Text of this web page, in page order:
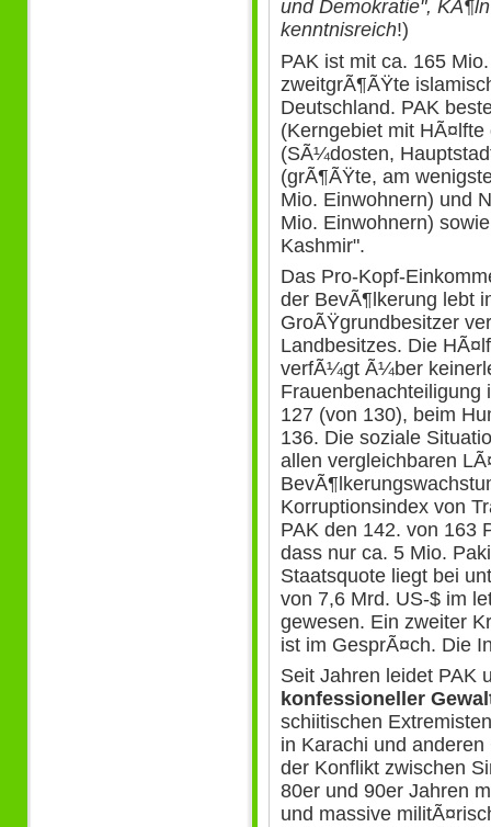
und Demokratie",
kenntnisreich!)
PAK ist mit ca. 165
zweitgrÃ¶ÃŸte
Deutschland. PAK
(Kerngebiet mit
(SÃ¼dosten,
(grÃ¶ÃŸte, am
Mio. Einwohnern) und
Mio. Einwohnern)
Kashmir".
Das Pro-Kopf-
der BevÃ¶lkerung lebt
GroÃŸgrundbesitzer
Landbesitzes. Die
verfÃ¼gt Ã¼ber
Frauenbenachteiligung
127 (von 130), beim
136. Die soziale
allen vergleichbaren
Korruptionsindex von
PAK den 142. von 163
dass nur ca. 5 Mio.
Staatsquote liegt bei
von 7,6 Mrd. US-$ im
gewesen. Ein zweiter
ist im GesprÃ¤ch. Die
Seit Jahren leidet PAK
konfessioneller
schiitischen
in Karachi und
der Konflikt zwischen
80er und 90er Jahren
und massive